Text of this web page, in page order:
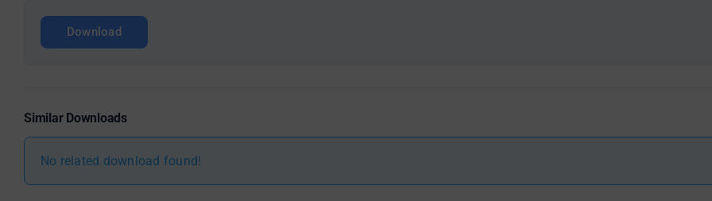
Download
Similar Downloads
No related download found!